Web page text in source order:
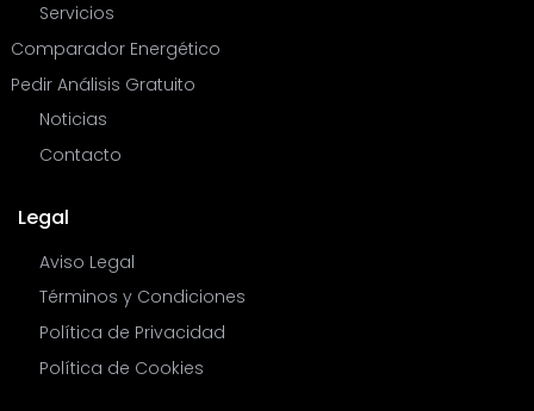
Servicios
Comparador Energético
Pedir Análisis Gratuito
Noticias
Contacto
Legal
Aviso Legal
Términos y Condiciones
Política de Privacidad
Política de Cookies